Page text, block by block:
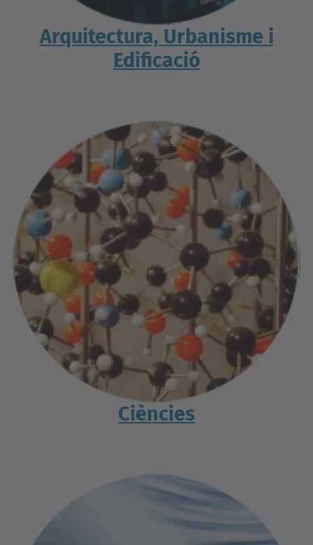
Arquitectura, Urbanisme i
Edificació
Ciències